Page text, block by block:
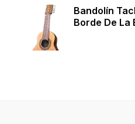
Bandolín
Borde De La